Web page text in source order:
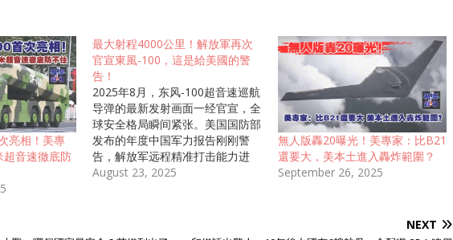
亮相！美專
音速徹底防
最大射程4000公里！解放軍再次
官宣東風-100，這是給美國的警
告！
2025年8月，东风-100超音速巡航
导弹的最新发射画面一经官宣，全
球安全格局瞬间紧张。美国国防部
发布的年度中国军力报告刚刚警
告，解放军远程精准打击能力进
入“质变”阶段，东风-100无疑成了
显示得异常直接。4马赫飞行速
August 23, 2025
無人版轟20曝光！美專家：比B21
還要大，美本土進入轟炸範圍？
September 26, 2025
NEXT